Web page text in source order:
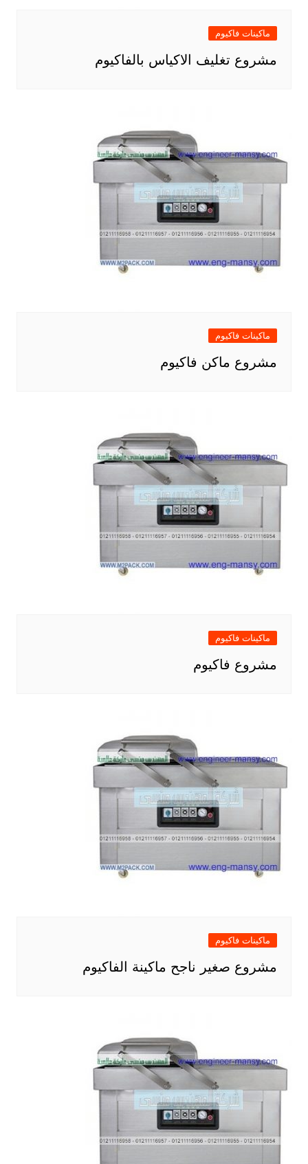
ماكينات فاكيوم
مشروع تغليف الاكياس بالفاكيوم
ماكينات فاكيوم
مشروع ماكن فاكيوم
ماكينات فاكيوم
مشروع فاكيوم
ماكينات فاكيوم
مشروع صغير ناجح ماكينة الفاكيوم